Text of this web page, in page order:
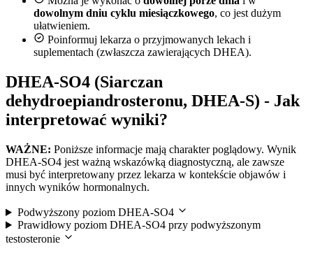
dowolnym dniu cyklu miesiączkowego, co jest dużym
ułatwieniem.
Poinformuj lekarza o przyjmowanych lekach i
suplementach (zwłaszcza zawierających DHEA).
DHEA-SO4 (Siarczan
dehydroepiandrosteronu, DHEA-S) - Jak
interpretować wyniki?
WAŻNE: Poniższe informacje mają charakter poglądowy. Wynik
DHEA-SO4 jest ważną wskazówką diagnostyczną, ale zawsze
musi być interpretowany przez lekarza w kontekście objawów i
innych wyników hormonalnych.
Podwyższony poziom DHEA-SO4
Prawidłowy poziom DHEA-SO4 przy podwyższonym
testosteronie